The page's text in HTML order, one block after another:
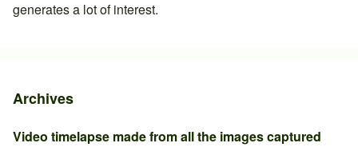
generates a lot of interest.
Archives
Video timelapse made from all the images captured